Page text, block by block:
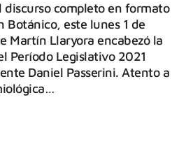
discurso completo en formato
Botánico, este lunes 1 de
Martín Llaryora encabezó la
Período Legislativo 2021
Daniel Passerini. Atento a